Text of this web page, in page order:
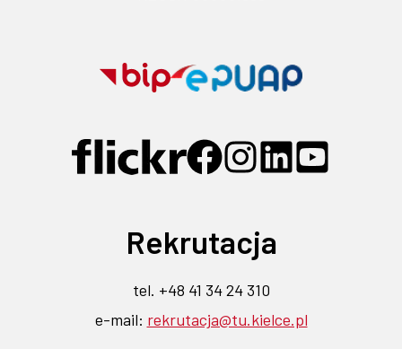
Przejdź
stronę
BIP-
się
w
nowej
Przejdź
stronę
EPUAP-
nowej
Przejdź
do
Flickr
otwiera
się
Przejdź
do
Facebook
-
otwiera
się
Przejdź
do
Instagramie
-
otwiera
się
Przejdź
do
się
Rekrutacja
tel. +48 41 34 24 310
e-mail: rekrutacja@tu.kielce.pl